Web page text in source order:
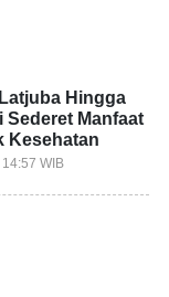
Hingga
Sederet Manfaat
Kesehatan
WIB